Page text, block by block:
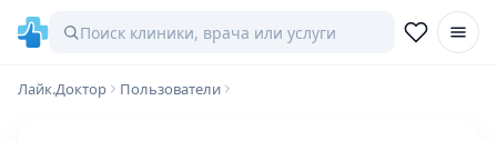
Лайк.Доктор Пользователи